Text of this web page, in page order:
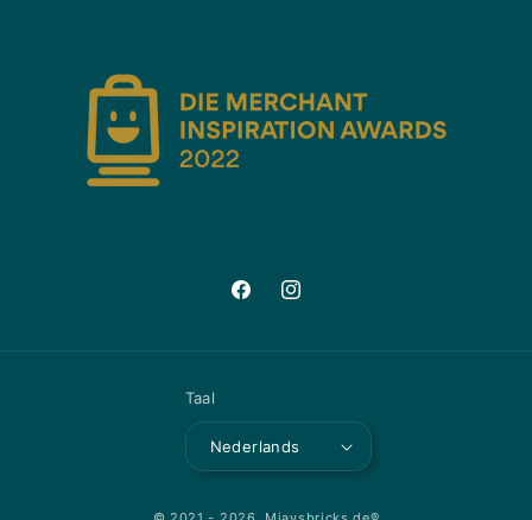
FacebookInstagram
Taal
Nederlands